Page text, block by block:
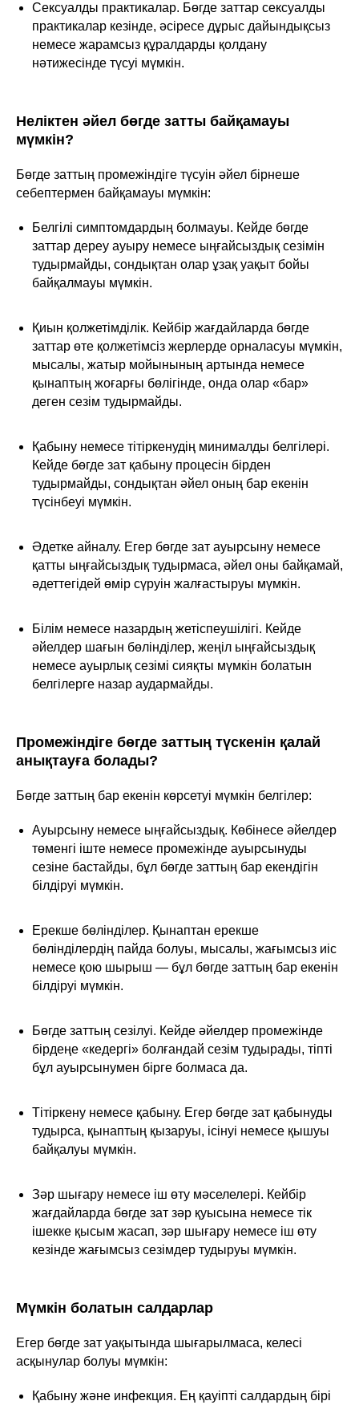
Сексуалды практикалар. Бөгде заттар сексуалды
практикалар кезінде, әсіресе дұрыс дайындықсыз
немесе жарамсыз құралдарды қолдану
нәтижесінде түсуі мүмкін.
Неліктен әйел бөгде затты байқамауы
мүмкін?
Бөгде заттың промежіндіге түсуін әйел бірнеше
себептермен байқамауы мүмкін:
Белгілі симптомдардың болмауы. Кейде бөгде
заттар дереу ауыру немесе ыңғайсыздық сезімін
тудырмайды, сондықтан олар ұзақ уақыт бойы
байқалмауы мүмкін.
Қиын қолжетімділік. Кейбір жағдайларда бөгде
заттар өте қолжетімсіз жерлерде орналасуы мүмкін,
мысалы, жатыр мойынының артында немесе
қынаптың жоғарғы бөлігінде, онда олар «бар»
деген сезім тудырмайды.
Қабыну немесе тітіркенудің минималды белгілері.
Кейде бөгде зат қабыну процесін бірден
тудырмайды, сондықтан әйел оның бар екенін
түсінбеуі мүмкін.
Әдетке айналу. Егер бөгде зат ауырсыну немесе
қатты ыңғайсыздық тудырмаса, әйел оны байқамай,
әдеттегідей өмір сүруін жалғастыруы мүмкін.
Білім немесе назардың жетіспеушілігі. Кейде
әйелдер шағын бөлінділер, жеңіл ыңғайсыздық
немесе ауырлық сезімі сияқты мүмкін болатын
белгілерге назар аудармайды.
Промежіндіге бөгде заттың түскенін қалай
анықтауға болады?
Бөгде заттың бар екенін көрсетуі мүмкін белгілер:
Ауырсыну немесе ыңғайсыздық. Көбінесе әйелдер
төменгі іште немесе промежінде ауырсынуды
сезіне бастайды, бұл бөгде заттың бар екендігін
білдіруі мүмкін.
Ерекше бөлінділер. Қынаптан ерекше
бөлінділердің пайда болуы, мысалы, жағымсыз иіс
немесе қою шырыш — бұл бөгде заттың бар екенін
білдіруі мүмкін.
Бөгде заттың сезілуі. Кейде әйелдер промежінде
бірдеңе «кедергі» болғандай сезім тудырады, тіпті
бұл ауырсынумен бірге болмаса да.
Тітіркену немесе қабыну. Егер бөгде зат қабынуды
тудырса, қынаптың қызаруы, ісінуі немесе қышуы
байқалуы мүмкін.
Зәр шығару немесе іш өту мәселелері. Кейбір
жағдайларда бөгде зат зәр қуысына немесе тік
ішекке қысым жасап, зәр шығару немесе іш өту
кезінде жағымсыз сезімдер тудыруы мүмкін.
Мүмкін болатын салдарлар
Егер бөгде зат уақытында шығарылмаса, келесі
асқынулар болуы мүмкін:
Қабыну және инфекция. Ең қауіпті салдардың бірі